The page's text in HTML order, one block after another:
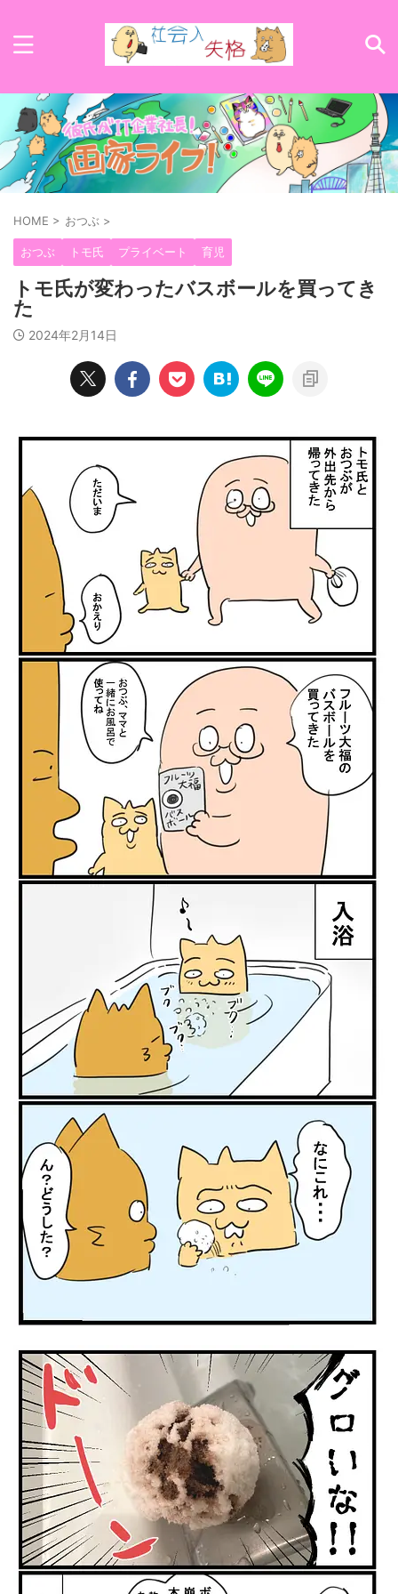
HOME > おつぶ >
おつぶ トモ氏 プライベート 育児
トモ氏が変わったバスボールを買ってき
た
2024年2月14日